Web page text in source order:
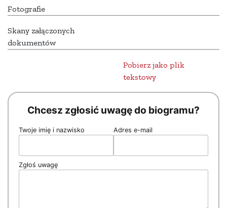
Fotografie
Skany załączonych
dokumentów
Pobierz jako plik
tekstowy
Chcesz zgłosić uwagę do biogramu?
Twoje imię i nazwisko Adres e-mail
Zgłoś uwagę